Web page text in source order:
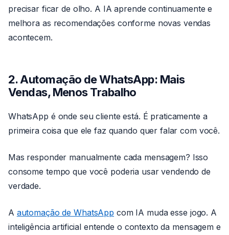
precisar ficar de olho. A IA aprende continuamente e
melhora as recomendações conforme novas vendas
acontecem.
2. Automação de WhatsApp: Mais
Vendas, Menos Trabalho
WhatsApp é onde seu cliente está. É praticamente a
primeira coisa que ele faz quando quer falar com você.
Mas responder manualmente cada mensagem? Isso
consome tempo que você poderia usar vendendo de
verdade.
A automação de WhatsApp com IA muda esse jogo. A
inteligência artificial entende o contexto da mensagem e